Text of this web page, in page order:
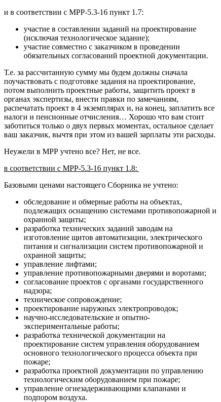
и в соответствии с МРР-5.3-16 пункт 1.7:
участие в составлении заданий на проектирование
(исключая технологическое задание);
участие совместно с заказчиком в проведении
обязательных согласований проектной документации.
Т.е. за рассчитанную сумму мы будем должны сначала
поучаствовать с подготовке задания на проектирование,
потом выполнить проектные работы, защитить проект в
органах экспертизы, внести правки по замечаниям,
распечатать проект в 4 экземплярах и, на конец, заплатить все
налоги и пенсионные отчисления… Хорошо что вам стоит
заботиться только о двух первых моментах, остальное сделает
ваш заказчик, вычтя при этом из вашей зарплаты эти расходы.
Неужели в МРР учтено все? Нет, не все.
в соответствии с МРР-5.3-16 пункт 1.8:
Базовыми ценами настоящего Сборника не учтено:
обследование и обмерные работы на объектах,
подлежащих оснащению системами противопожарной и
охранной защиты;
разработка технических заданий заводам на
изготовление щитов автоматизации, электрического
питания и сигнализации систем противопожарной и
охранной защиты;
управление лифтами;
управление противопожарными дверями и воротами;
согласование проектов с органами государственного
надзора;
техническое сопровождение;
проектирование наружных электропроводок;
научно-исследовательские и опытно-
экспериментальные работы;
разработка технической документации на
проектирование систем управления оборудованием
основного технологического процесса объекта при
пожаре;
разработка проектной документации по управлению
технологическим оборудованием при пожаре;
управление огнезадерживающими клапанами и
подпором воздуха.